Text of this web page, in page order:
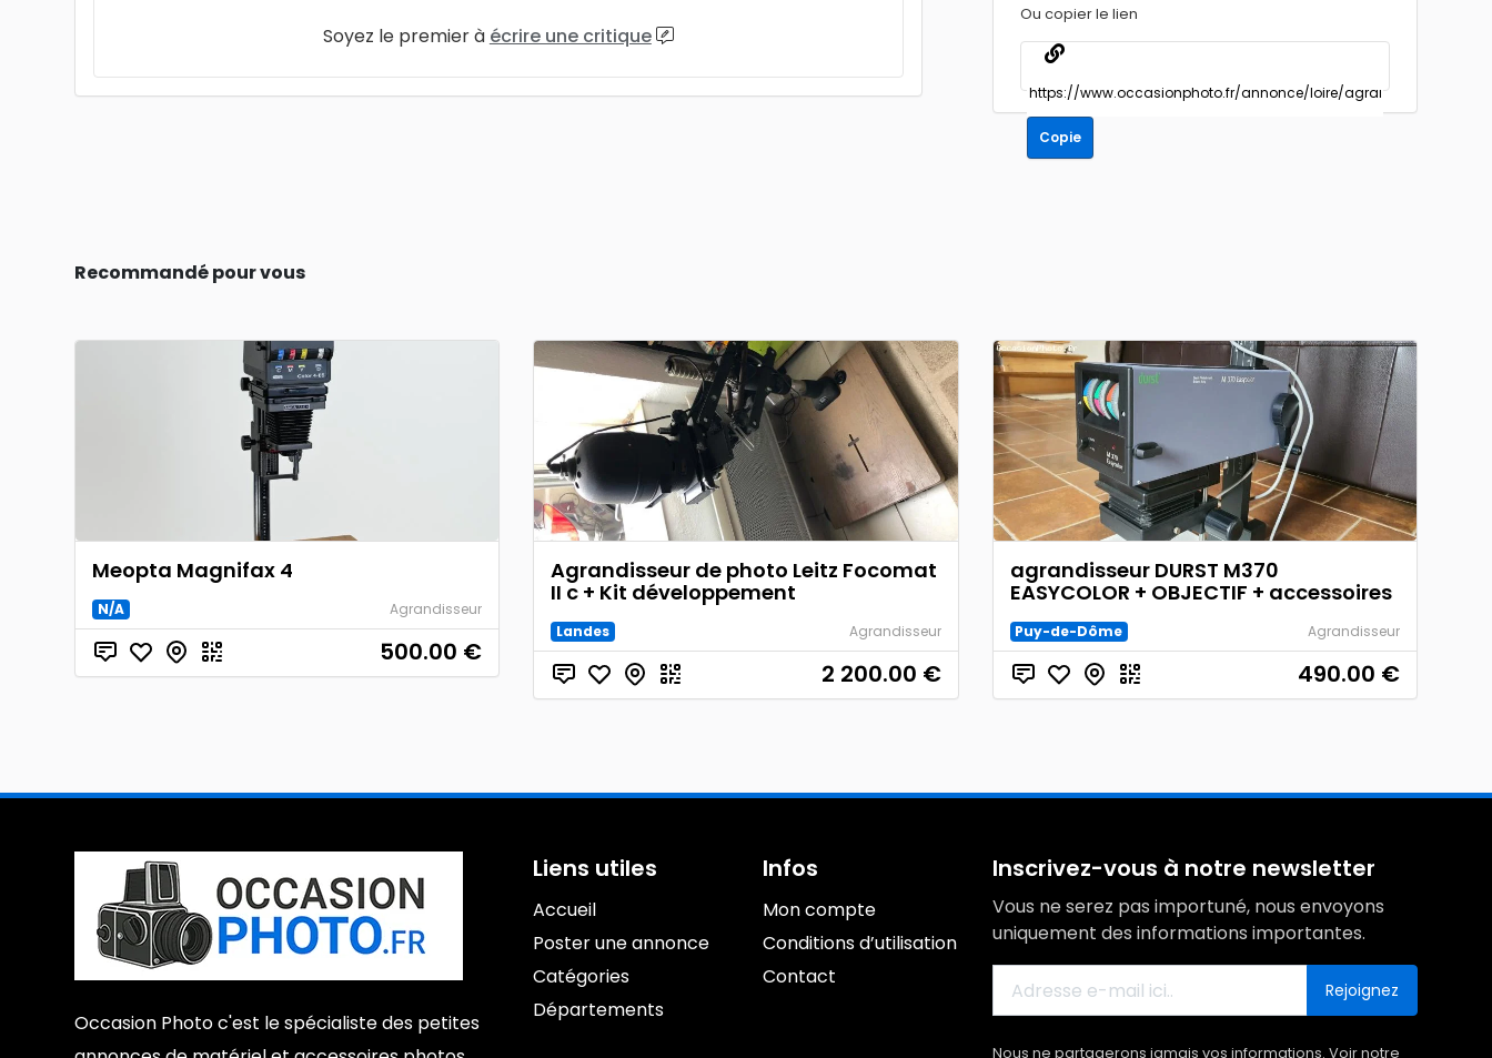
Ou copier le lien
Copie
Soyez le premier à écrire une critique
Recommandé pour vous
Meopta Magnifax 4
N/A Agrandisseur
500.00 €
Agrandisseur de photo Leitz Focomat
II c + Kit développement
Landes Agrandisseur
2 200.00 €
agrandisseur DURST M370
EASYCOLOR + OBJECTIF + accessoires
Puy-de-Dôme Agrandisseur
490.00 €
Occasion Photo c'est le spécialiste des petites
Liens utiles
Accueil
Poster une annonce
Catégories
Départements
Infos
Mon compte
Conditions d’utilisation
Contact
Inscrivez-vous à notre newsletter
Vous ne serez pas importuné, nous envoyons
uniquement des informations importantes.
Rejoignez
Nous ne partagerons jamais vos informations. Voir notre